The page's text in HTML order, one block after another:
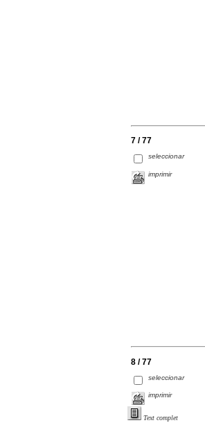
7 / 77
seleccionar
imprimir
8 / 77
seleccionar
imprimir
Text complet